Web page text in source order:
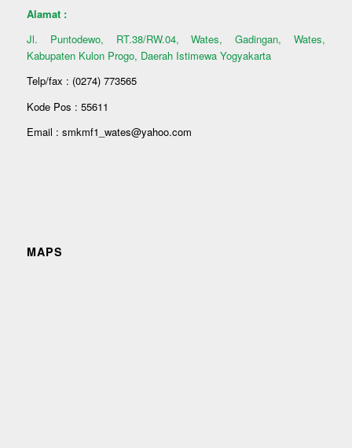
Alamat :
Jl. Puntodewo, RT.38/RW.04, Wates, Gadingan, Wates,
Kabupaten Kulon Progo, Daerah Istimewa Yogyakarta
Telp/fax : (0274) 773565
Kode Pos : 55611
Email : smkmf1_wates@yahoo.com
MAPS